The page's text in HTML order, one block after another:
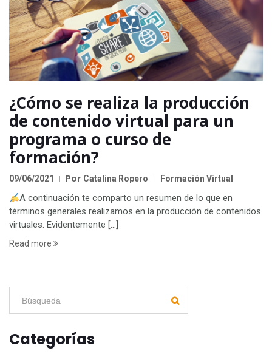
¿Cómo se realiza la producción
de contenido virtual para un
programa o curso de
formación?
09/06/2021 Por Catalina Ropero Formación Virtual
A continuación te comparto un resumen de lo que en
términos generales realizamos en la producción de contenidos
virtuales. Evidentemente […]
Read more
Categorías